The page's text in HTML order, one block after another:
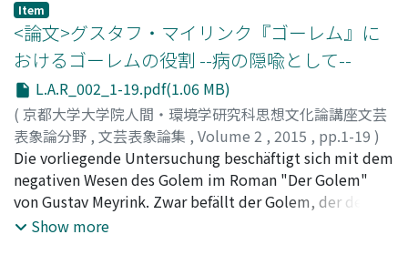
Item
<論文>グスタフ・マイリンク『ゴーレム』に
おけるゴーレムの役割 --病の隠喩として--
L.A.R_002_1-19.pdf(1.06 MB)
( 京都大学大学院人間・環境学研究科思想文化論講座文芸
表象論分野 , 文芸表象論集 , Volume 2 , 2015 , pp.1-19 )
中岡, 翔子;NAKAOKA, Shoko;ナカオカ, ショウコ
Die vorliegende Untersuchung beschäftigt sich mit dem
negativen Wesen des Golem im Roman "Der Golem"
von Gustav Meyrink. Zwar befällt der Golem, der der
Doppelgänger des Protagonisten, Athanasius Pernath,
Show more